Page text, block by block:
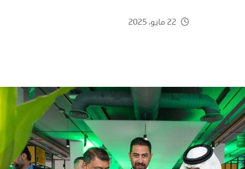
22 مايو، 2025